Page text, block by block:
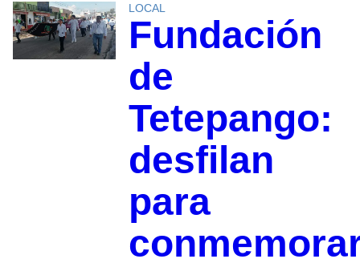
LOCAL
Fundación
de
Tetepango:
desfilan
para